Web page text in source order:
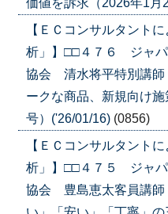
【ＥＣコンサルタント
析」】□□４７６ ジャパ
協会 清水将平特別講
ークな商品、新規向け
号）('26/01/16) (0856)
【ＥＣコンサルタント
析」】□□４７５ ジャパ
協会 豊島恵太客員講